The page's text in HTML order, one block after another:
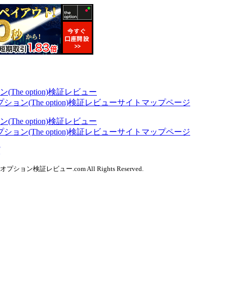
(The option)検証レビュー
ション(The option)検証レビューサイトマップページ
(The option)検証レビュー
ション(The option)検証レビューサイトマップページ
プション検証レビュー.com All Rights Reserved.